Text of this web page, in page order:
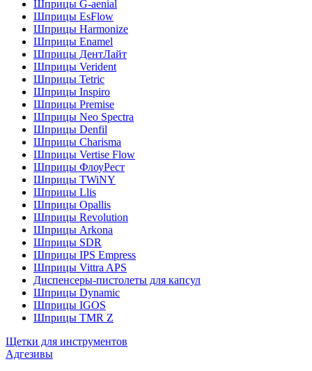
Шприцы G-aenial
Шприцы EsFlow
Шприцы Harmonize
Шприцы Enamel
Шприцы ДентЛайт
Шприцы Verident
Шприцы Tetric
Шприцы Inspiro
Шприцы Premise
Шприцы Neo Spectra
Шприцы Denfil
Шприцы Charisma
Шприцы Vertise Flow
Шприцы ФлоуРест
Шприцы TWiNY
Шприцы Llis
Шприцы Opallis
Шприцы Revolution
Шприцы Arkona
Шприцы SDR
Шприцы IPS Empress
Шприцы Vittra APS
Диспенсеры-пистолеты для капсул
Шприцы Dynamic
Шприцы IGOS
Шприцы TMR Z
Щетки для инструментов
Адгезивы